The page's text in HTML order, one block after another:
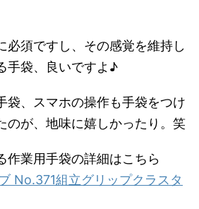
必須ですし、その感覚を維持し
手袋、良いですよ♪
袋、スマホの操作も手袋をつけ
のが、地味に嬉しかったり。笑
作業用手袋の詳細はこちら
No.371組立グリップクラスタ